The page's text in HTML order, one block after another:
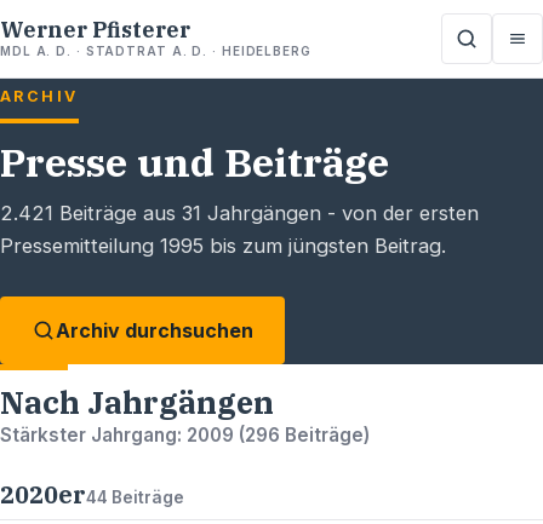
Werner Pfisterer
MDL A. D. · STADTRAT A. D. · HEIDELBERG
ARCHIV
Presse und Beiträge
2.421 Beiträge aus 31 Jahrgängen - von der ersten
Pressemitteilung 1995 bis zum jüngsten Beitrag.
Archiv durchsuchen
Nach Jahrgängen
Stärkster Jahrgang: 2009 (296 Beiträge)
2020er44 Beiträge